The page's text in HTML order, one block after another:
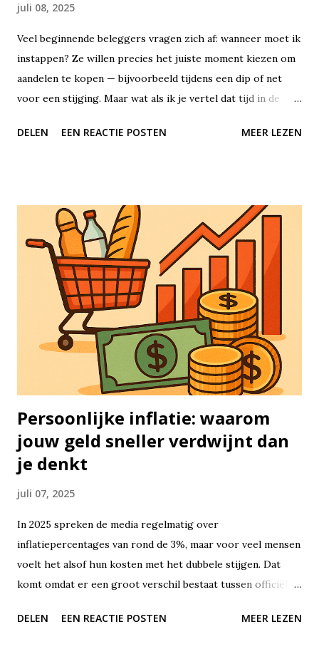
juli 08, 2025
Veel beginnende beleggers vragen zich af: wanneer moet ik
instappen? Ze willen precies het juiste moment kiezen om
aandelen te kopen — bijvoorbeeld tijdens een dip of net
voor een stijging. Maar wat als ik je vertel dat tijd in de
timen van de markt? Beleggen draait niet om perfecte
markt betekent dat je je geld lange tijd belegd laat staan. Je
koopt bijvoorbeeld aandelen of ETF’s en in plaats van
steeds in en uit te stappen, laat je het gewoon staan — jaar
in, jaar uit. Het idee is simpel: hoe langer je belegd blijft,
hoe groter de kans dat je rendement zich opstapelt. Aan de
andere kant staat het concept van timing de markt:
proberen op het perfecte moment in of uit te stappen.
Hoewel dat aantrekkelijk klinkt, lukt het vrijwel niemand
om dat structureel goed te doen...
DELEN EEN REACTIE POSTEN MEER LEZEN
Persoonlijke inflatie: waarom
jouw geld sneller verdwijnt dan
je denkt
juli 07, 2025
In 2025 spreken de media regelmatig over
inflatiepercentages van rond de 3%, maar voor veel mensen
voelt het alsof hun kosten met het dubbele stijgen. Dat
komt omdat er een groot verschil bestaat tussen officiële
ervaart. Dit fenomeen noemen we persoonlijke inflatie – en
DELEN EEN REACTIE POSTEN MEER LEZEN